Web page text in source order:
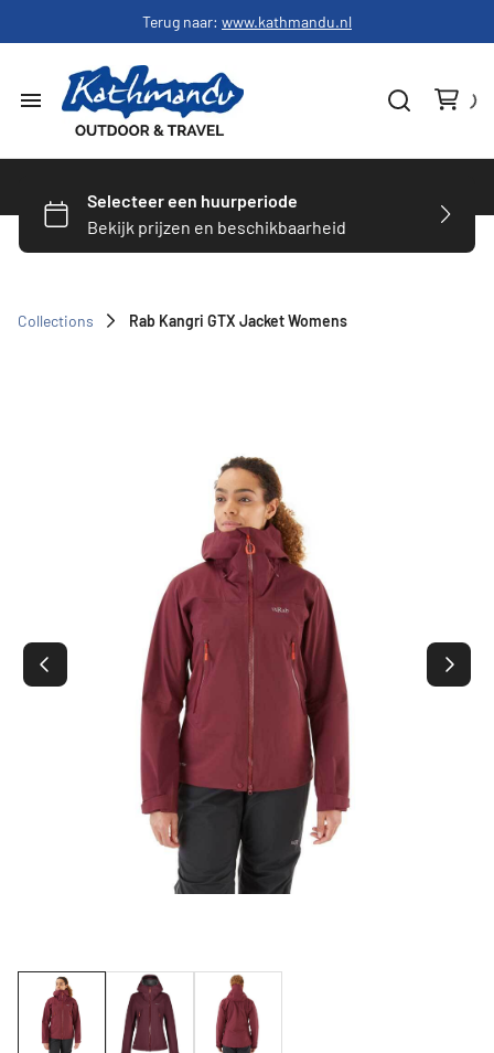
Terug naar: www.kathmandu.nl
Home
Dames
Hoe werkt het?
Collections Rab Kangri GTX Jacket Womens